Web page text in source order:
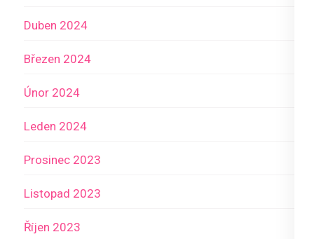
Duben 2024
Březen 2024
Únor 2024
Leden 2024
Prosinec 2023
Listopad 2023
Říjen 2023